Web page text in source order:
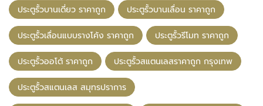
ประตูรั้วบานเดี่ยว ราคาถูก ประตูรั้วบานเลื่อน ราคาถูก
ประตูรั้วเลื่อนแบบรางโค้ง ราคาถูก ประตูรั้วรีโมท ราคาถูก
ประตูรั้วออโต้ ราคาถูก ประตูรั้วสแตนเลสราคาถูก กรุงเทพ
ประตูรั้วสแตนเลส สมุทรปราการ